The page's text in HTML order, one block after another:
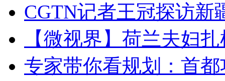
CGTN记者王冠探访新
【微视界】荷兰夫妇
专家带你看规划：首